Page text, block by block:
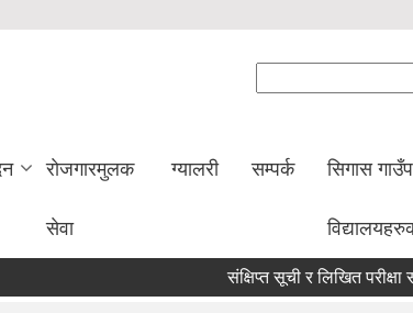
राेजगारमुलक
सेवा
ग्यालरी सम्पर्क सिगास
संक्षिप्त सूची र लिखित परीक्षा